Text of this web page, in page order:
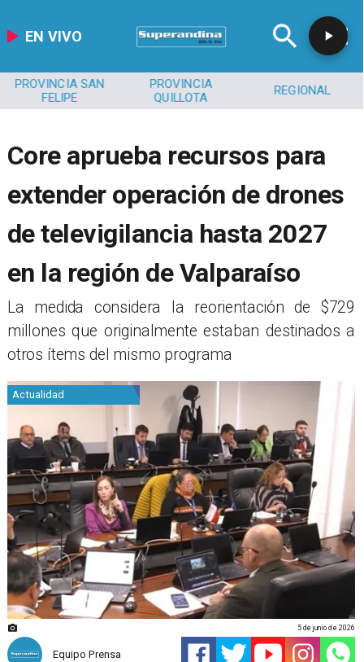
EN VIVO
PROVINCIA SAN
FELIPE
PROVINCIA
QUILLOTA
REGIONAL
Core aprueba recursos para
extender operación de drones
de televigilancia hasta 2027
en la región de Valparaíso
​ La medida considera la reorientación de $729
millones que originalmente estaban destinados a
otros ítems del mismo programa
Actualidad
Equipo Prensa
5 de junio de 2026